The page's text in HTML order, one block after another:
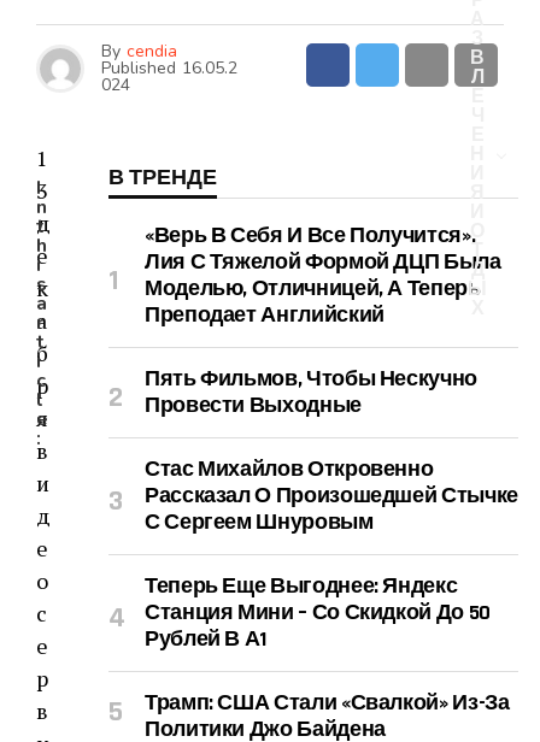
А
З
В
Л
Я
О
Т
Д
Ы
By cendia
Published 16.05.2
024
1
3
д
е
к
а
б
р
я
в
и
д
е
о
с
е
р
в
I
n
t
h
i
s
a
r
t
i
c
l
e
:
В ТРЕНДЕ
«Верь В Себя И Все Получится».
Лия С Тяжелой Формой ДЦП Была
Моделью, Отличницей, А Теперь
Преподает Английский
Пять Фильмов, Чтобы Нескучно
Провести Выходные
Стас Михайлов Откровенно
Рассказал О Произошедшей Стычке
С Сергеем Шнуровым
Теперь Еще Выгоднее: Яндекс
Станция Мини – Со Скидкой До 50
Рублей В А1
Трамп: США Стали «свалкой» Из-За
Политики Джо Байдена